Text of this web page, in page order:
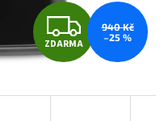
Z
D
A
ZDARMA
940 Kč
–25 %